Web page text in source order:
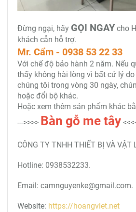
Đừng ngại, hãy GỌI NGAY cho
khách cẫn hỗ trợ.
Mr. Cẩm - 0938 53 22 33
Với chế độ bảo hành 2 năm. Nếu
thấy không hài lòng vì bất cứ lý
chúng tôi trong vòng 30 ngày,
hoặc đổi bộ khác.
Hoặc xem thêm sản phẩm khác
--->>>> Bàn gỗ me tây
CÔNG TY TNHH THIẾT BỊ VÀ VẬT
Hotline: 0938532233.
Email: camnguyenke@gmail.com.
Website: https://hoangviet.net